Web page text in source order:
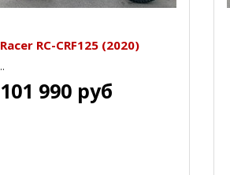
Racer RC-CRF125 (2020)
..
101 990 руб